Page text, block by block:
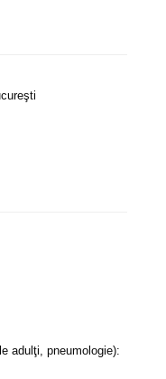
adulţi, pneumologie):